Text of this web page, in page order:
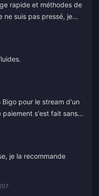
rapide et méthodes de
ne suis pas pressé, je
des diamonds, j'en
pour le stream d'un
paiement s'est fait sans
je la recommande
07